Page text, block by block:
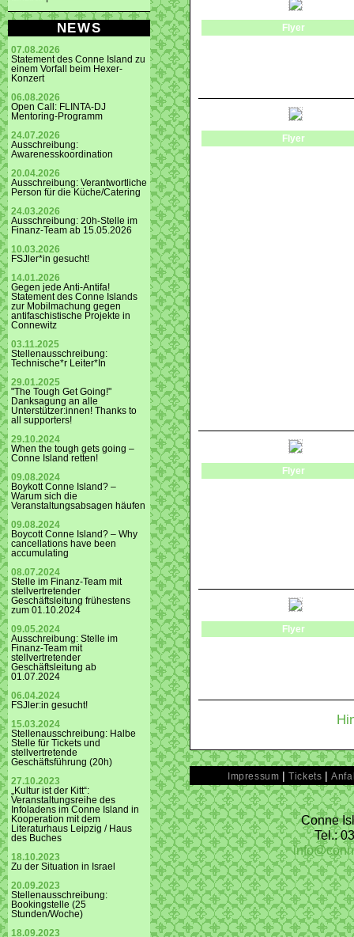
NEWS
07.08.2026
Statement des Conne Island zu
einem Vorfall beim Hexer-
Konzert
06.08.2026
Open Call: FLINTA-DJ
Mentoring-Programm
24.07.2026
Ausschreibung:
Awarenesskoordination
20.04.2026
Ausschreibung: Verantwortliche
Person für die Küche/Catering
24.03.2026
Ausschreibung: 20h-Stelle im
Finanz-Team ab 15.05.2026
10.03.2026
FSJler*in gesucht!
14.01.2026
Gegen jede Anti-Antifa!
Statement des Conne Islands
zur Mobilmachung gegen
antifaschistische Projekte in
Connewitz
03.11.2025
Stellenausschreibung:
Technische*r Leiter*In
29.01.2025
"The Tough Get Going!"
Danksagung an alle
Unterstützer:innen! Thanks to
all supporters!
29.10.2024
When the tough gets going –
Conne Island retten!
09.08.2024
Boykott Conne Island? –
Warum sich die
Veranstaltungsabsagen häufen
09.08.2024
Boycott Conne Island? – Why
cancellations have been
accumulating
08.07.2024
Stelle im Finanz-Team mit
stellvertretender
Geschäftsleitung frühestens
zum 01.10.2024
09.05.2024
Ausschreibung: Stelle im
Finanz-Team mit
stellvertretender
Geschäftsleitung ab
01.07.2024
06.04.2024
FSJler:in gesucht!
15.03.2024
Stellenausschreibung: Halbe
Stelle für Tickets und
stellvertretende
Geschäftsführung (20h)
27.10.2023
„Kultur ist der Kitt“:
Veranstaltungsreihe des
Infoladens im Conne Island in
Kooperation mit dem
Literaturhaus Leipzig / Haus
des Buches
18.10.2023
Zu der Situation in Israel
20.09.2023
Stellenausschreibung:
Bookingstelle (25
Stunden/Woche)
18.09.2023
Flyer
Flyer
Flyer
Flyer
Impressum |Tickets |
Conne
Tel.: